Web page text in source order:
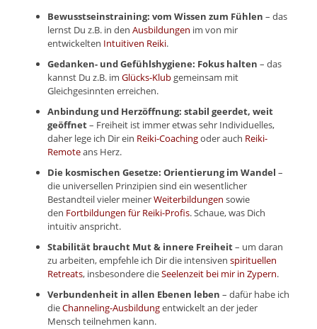
Bewusstseinstraining: vom Wissen zum Fühlen – das
lernst Du z.B. in den Ausbildungen im von mir
entwickelten Intuitiven Reiki.
Gedanken- und Gefühlshygiene: Fokus halten – das
kannst Du z.B. im Glücks-Klubgemeinsam mit
Gleichgesinnten erreichen.
Anbindung und Herzöffnung: stabil geerdet, weit
geöffnet– Freiheit ist immer etwas sehr Individuelles,
daher lege ich Dir ein Reiki-Coachingoder auch Reiki-
Remoteans Herz.
Die kosmischen Gesetze: Orientierung im Wandel –
die universellen Prinzipien sind ein wesentlicher
Bestandteil vieler meinerWeiterbildungen sowie
den Fortbildungen für Reiki-Profis. Schaue, was Dich
intuitiv anspricht.
Stabilität braucht Mut & innere Freiheit– um daran
zu arbeiten, empfehle ich Dir die intensiven spirituellen
Retreats, insbesondere dieSeelenzeit bei mir in Zypern.
Verbundenheit in allen Ebenen leben – dafür habe ich
dieChanneling-Ausbildungentwickelt an der jeder
Mensch teilnehmen kann.